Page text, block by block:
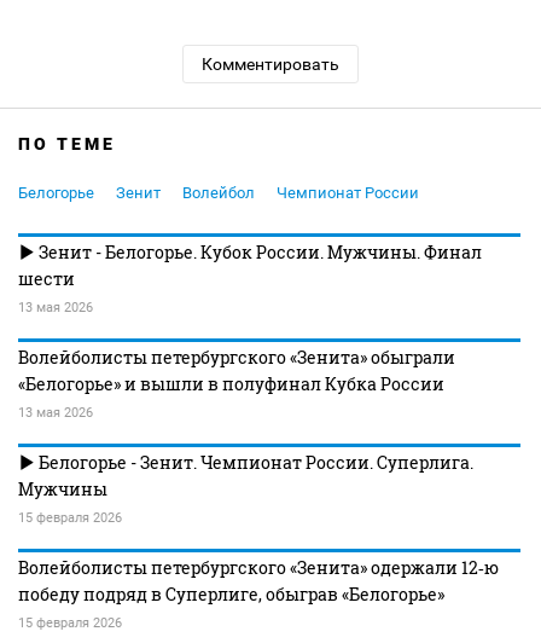
Комментировать
ПО ТЕМЕ
Белогорье Зенит Волейбол Чемпионат России
Зенит - Белогорье. Кубок России. Мужчины. Финал
шести
13 мая 2026
Волейболисты петербургского «Зенита» обыграли
«Белогорье» и вышли в полуфинал Кубка России
13 мая 2026
Белогорье - Зенит. Чемпионат России. Суперлига.
Мужчины
15 февраля 2026
Волейболисты петербургского «Зенита» одержали 12‑ю
победу подряд в Суперлиге, обыграв «Белогорье»
15 февраля 2026